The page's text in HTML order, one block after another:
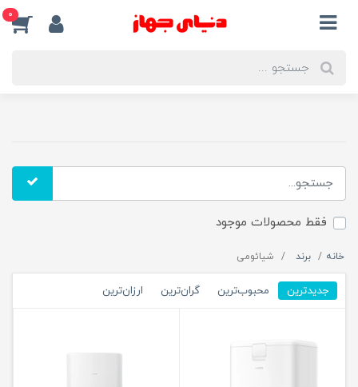
0
فقط محصولات موجود
خانه برند شیائومی
جدیدترین محبوب‌ترین گران‌ترین ارزان‌ترین